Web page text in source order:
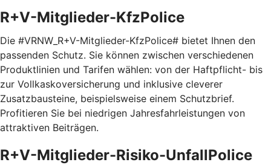
R+V-Mitglieder-KfzPolice
Die #VRNW_R+V-Mitglieder-KfzPolice# bietet Ihnen den
passenden Schutz. Sie können zwischen verschiedenen
Produktlinien und Tarifen wählen: von der Haftpflicht- bis
zur Vollkaskoversicherung und inklusive cleverer
Zusatzbausteine, beispielsweise einem Schutzbrief.
Profitieren Sie bei niedrigen Jahresfahrleistungen von
attraktiven Beiträgen.
R+V-Mitglieder-Risiko-UnfallPolice